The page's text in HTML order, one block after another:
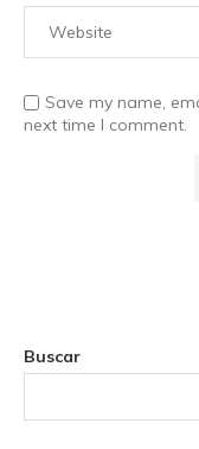
Save my name,
next time I comment.
Buscar